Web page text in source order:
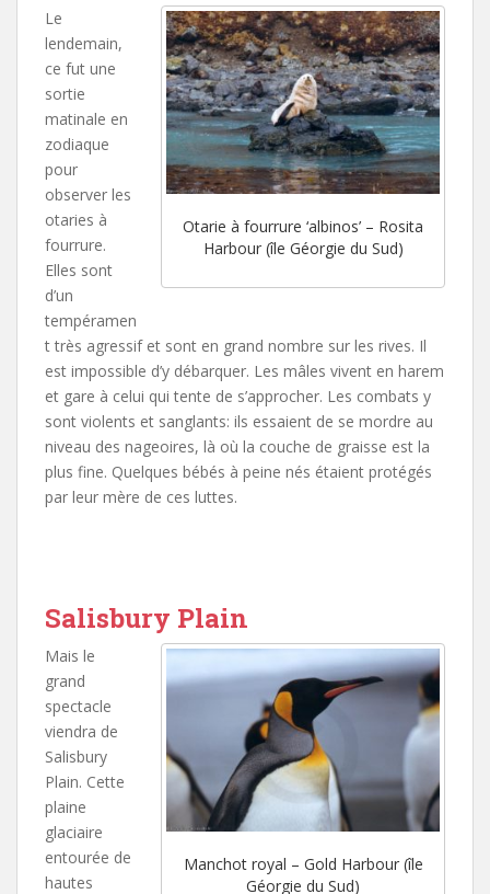
Otarie à fourrure ‘albinos’ – Rosita
Harbour (île Géorgie du Sud)
Le
lendemain,
ce fut une
sortie
matinale en
zodiaque
pour
observer les
otaries à
fourrure.
Elles sont
d’un
tempéramen
t très agressif et sont en grand nombre sur les rives. Il
est impossible d’y débarquer. Les mâles vivent en harem
et gare à celui qui tente de s’approcher. Les combats y
sont violents et sanglants: ils essaient de se mordre au
niveau des nageoires, là où la couche de graisse est la
plus fine. Quelques bébés à peine nés étaient protégés
par leur mère de ces luttes.
Salisbury Plain
Manchot royal – Gold Harbour (île
Géorgie du Sud)
Mais le
grand
spectacle
viendra de
Salisbury
Plain. Cette
plaine
glaciaire
entourée de
hautes